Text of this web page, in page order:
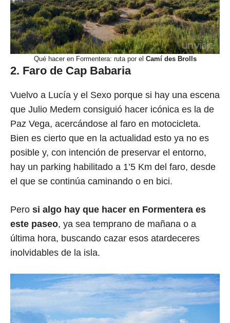
Qué hacer en Formentera: ruta por el Camí des Brolls
2. Faro de Cap Babaria
Vuelvo a Lucía y el Sexo porque si hay una escena
que Julio Medem consiguió hacer icónica es la de
Paz Vega, acercándose al faro en motocicleta.
Bien es cierto que en la actualidad esto ya no es
posible y, con intención de preservar el entorno,
hay un parking habilitado a 1’5 Km del faro, desde
el que se continúa caminando o en bici.
Pero si algo hay que hacer en Formentera es
este paseo, ya sea temprano de mañana o a
última hora, buscando cazar esos atardeceres
inolvidables de la isla.